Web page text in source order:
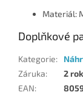
Materiál:
Doplňkové
Kategorie:
Záruka:
2
EAN: